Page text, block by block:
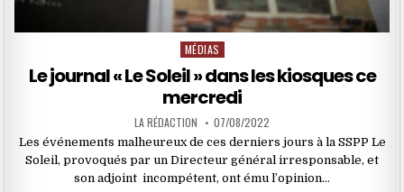
Posted
in
MÉDIAS
Le journal « Le Soleil » dans les kiosques ce
mercredi
LA RÉDACTION 07/08/2022
Les événements malheureux de ces derniers jours à la SSPP Le
Soleil, provoqués par un Directeur général irresponsable, et
son adjoint incompétent, ont ému l’opinion…